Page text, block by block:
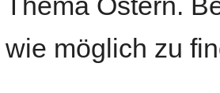
wie möglich zu